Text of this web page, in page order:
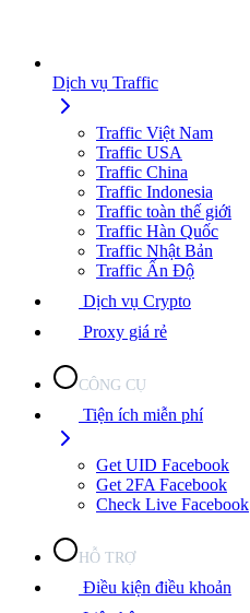
Dịch vụ Traffic
Traffic Việt Nam
Traffic USA
Traffic China
Traffic Indonesia
Traffic toàn thế giới
Traffic Hàn Quốc
Traffic Nhật Bản
Traffic Ấn Độ
Dịch vụ Crypto
Proxy giá rẻ
CÔNG CỤ
Tiện ích miễn phí
Get UID Facebook
Get 2FA Facebook
Check Live Facebook
HỖ TRỢ
Điều kiện điều khoản